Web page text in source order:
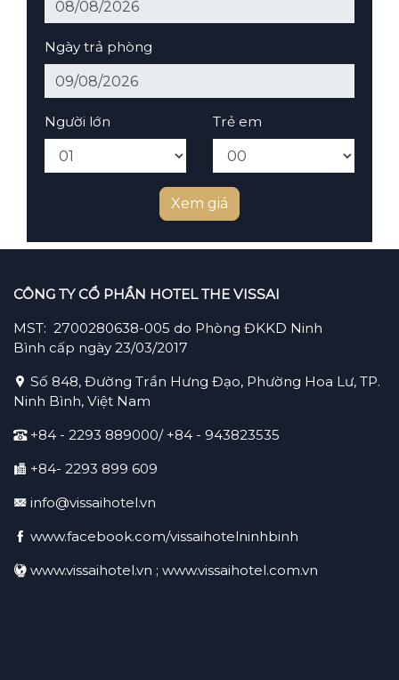
Ngày trả phòng
Người lớn Trẻ em
Xem giá
CÔNG TY CỔ PHẦN HOTEL THE VISSAI
MST: 2700280638-005 do Phòng ĐKKD Ninh
Bình cấp ngày 23/03/2017
Số 848, Đường Trần Hưng Đạo, Phường Hoa Lư, TP.
Ninh Bình, Việt Nam
+84 - 2293 889000/ +84 - 943823535
+84- 2293 899 609
info@vissaihotel.vn
www.facebook.com/vissaihotelninhbinh
www.vissaihotel.vn ; www.vissaihotel.com.vn